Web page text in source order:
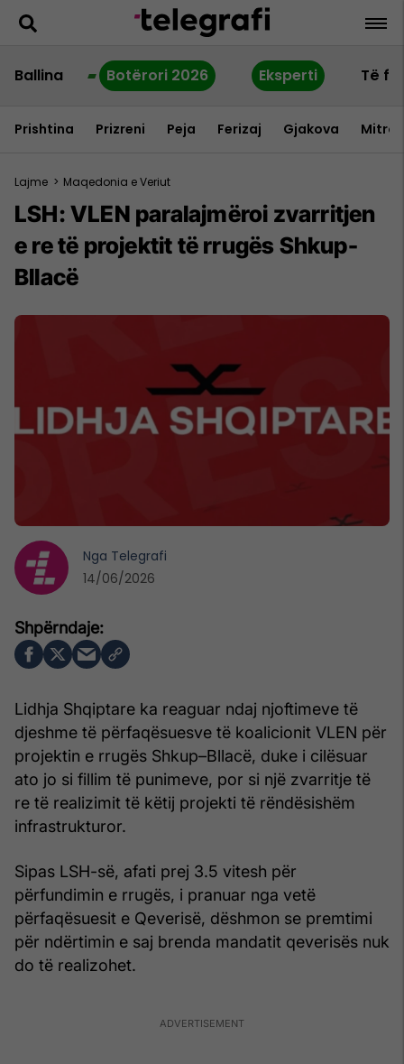
Ballina Botërori 2026 Eksperti Të
Prishtina Prizreni Peja Ferizaj Gjakova
Lajme > Maqedonia e Veriut
LSH: VLEN paralajmëroi zvarritjen
e re të projektit të rrugës Shkup-
Bllacë
Lidhja Shqiptare ka reaguar ndaj njoftimeve të
djeshme të përfaqësuesve të koalicionit VLEN për
projektin e rrugës Shkup–Bllacë, duke i cilësuar
ato jo si fillim të punimeve, por si një zvarritje të
re të realizimit të këtij projekti të rëndësishëm
infrastrukturor.
Sipas LSH-së, afati prej 3.5 vitesh për
përfundimin e rrugës, i pranuar nga vetë
përfaqësuesit e Qeverisë, dëshmon se premtimi
për ndërtimin e saj brenda mandatit qeverisës nuk
do të realizohet.
Nga Telegrafi
14/06/2026